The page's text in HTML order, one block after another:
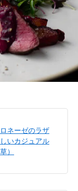
ネーゼのラザ
いカジュアル
）